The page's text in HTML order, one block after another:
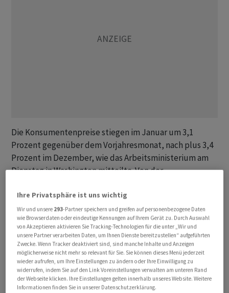
Die Konsumentenpreise stiegen im Januar um 3,1
Prozent gegenüber dem Vorjahresmonat, nach plus 3,4
Prozent im Dezember, wie das Arbeitsministerium am
Dienstag in Washington mitteilte. Von der
hatten erwartet, dass die Drei-Prozent-Marke
unterschritten und die Inflationsrate auf 2,9 Prozent
fallen würde. An den Terminmärkten wird nun erst für
Juni mit einer Zinssenkung der US-Notenbank Federal
Reserve gerechnet.
Diese beliess den Leitzins auf ihrer jüngsten Sitzung in
der Spanne von 5,25 Prozent bis 5,50 Prozent. Sie will
Ihre Privatsphäre ist uns wichtig
Wir und unsere 293-Partner speichern und greifen auf personenbezogene Daten
wie Browserdaten oder eindeutige Kennungen auf Ihrem Gerät zu. Durch Auswahl
von Akzeptieren aktivieren Sie Tracking-Technologien für die unter „Wir und
unsere Partner verarbeiten Daten, um Ihnen Dienste bereitzustellen“ aufgeführten
Zwecke. Wenn Tracker deaktiviert sind, sind manche Inhalte und Anzeigen
möglicherweise nicht mehr so relevant für Sie. Sie können dieses Menü jederzeit
wieder aufrufen, um Ihre Einstellungen zu ändern oder Ihre Einwilligung zu
widerrufen, indem Sie auf den Link Voreinstellungen verwalten am unteren Rand
der Webseite klicken. Ihre Einstellungen gelten innerhalb unseres Website. Weitere
Informationen finden Sie in unserer Datenschutzerklärung.